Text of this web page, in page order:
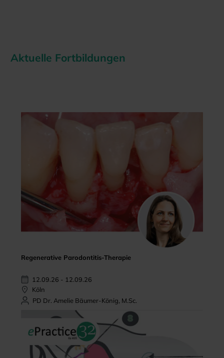
Aktuelle Fortbildungen
Regenerative Parodontitis-Therapie
12.09.26 - 12.09.26
Köln
PD Dr. Amelie Bäumer-König, M.Sc.